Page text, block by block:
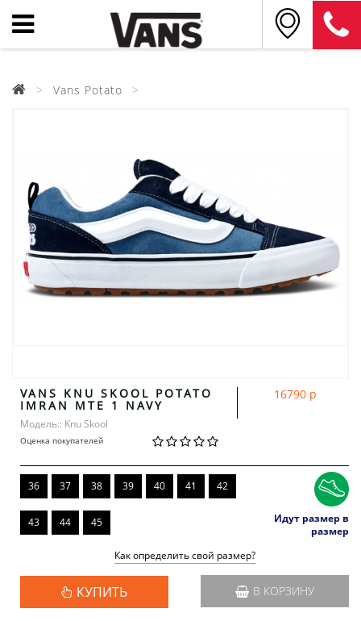
Vans Potato
VANS KNU SKOOL POTATO
IMRAN MTE 1 NAVY
Модель:: Knu Skool
Оценка покупателей
16790 р
36 37 38 39 40 41 42
43 44 45
Идут размер в
размер
Как определить свой размер?
КУПИТЬ В КОРЗИНУ